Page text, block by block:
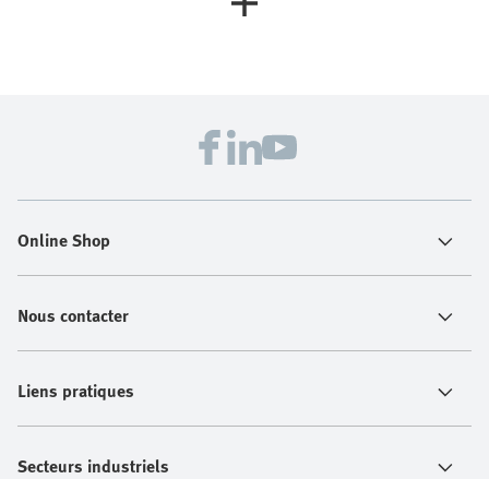
Online Shop
Nous contacter
Liens pratiques
Secteurs industriels